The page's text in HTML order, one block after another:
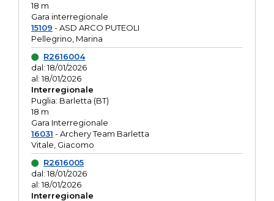
18 m
Gara interregionale
15109 - ASD ARCO PUTEOLI
Pellegrino, Marina
R2616004
dal: 18/01/2026
al: 18/01/2026
Interregionale
Puglia: Barletta (BT)
18 m
Gara Interregionale
16031 - Archery Team Barletta
Vitale, Giacomo
R2616005
dal: 18/01/2026
al: 18/01/2026
Interregionale